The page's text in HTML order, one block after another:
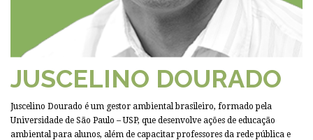
JUSCELINO DOURADO
Juscelino Dourado é um gestor ambiental brasileiro, formado pela
Universidade de São Paulo – USP, que desenvolve ações de educação
ambiental para alunos, além de capacitar professores da rede pública e